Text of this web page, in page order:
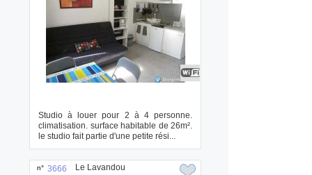
Studio à louer pour 2 à 4 personne.
climatisation. surface habitable de 26m².
le studio fait partie d'une petite rési...
n° 3666
Le Lavandou